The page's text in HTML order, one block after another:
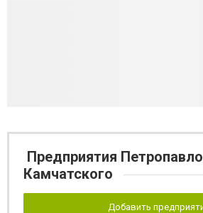
Предприятия
Камчатского
Добавить